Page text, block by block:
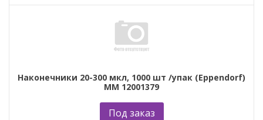
Наконечники 20-300 мкл, 1000 шт /упак (Eppendorf)
ММ 12001379
Под заказ